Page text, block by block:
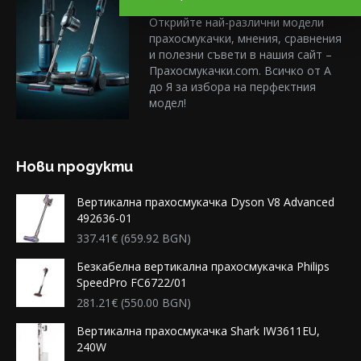
Открийте най-различни модели
прахосмукачки, мнения, сравнения
и полезни съвети в нашия сайт –
Прахосмукачки.com. Всичко от А
до Я за избора на перфектния
модел!
Нови продукти
Вертикална прахосмукачка Dyson V8 Advanced
492636-01
337.41€ (659.92 BGN)
Безкабелна вертикална прахосмукачка Philips
SpeedPro FC6722/01
281.21€ (550.00 BGN)
Вертикална прахосмукачка Shark IW3611EU,
240W